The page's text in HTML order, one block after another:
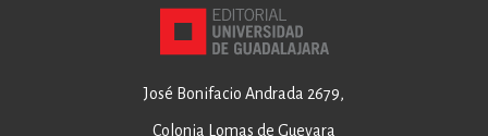
José Bonifacio Andrada 2679,
Colonia Lomas de Guevara